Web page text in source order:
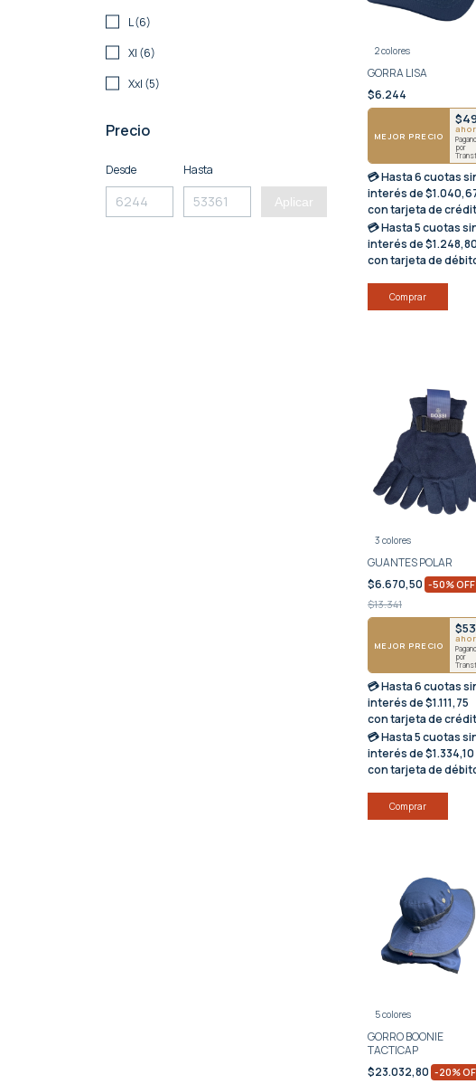
L (6)
Xl (6)
Xxl (5)
Precio
Desde Hasta
Aplicar
2 colores
GORRA LISA
$6.244
MEJOR PRECIO
por
💳 Hasta6 cuotas
interésde
con tarjeta de
💳 Hasta5 cuotas
interésde $1.248,80
con tarjeta de
Comprar
3 colores
GUANTES POLAR
$6.670,50 -50%OFF
$13.341
MEJOR PRECIO
por
💳 Hasta6 cuotas
interésde $1.111,75
con tarjeta de
💳 Hasta5 cuotas
interésde $1.334,10
con tarjeta de
Comprar
5 colores
GORRO BOONIE
TACTICAP
$23.032,80 -20%